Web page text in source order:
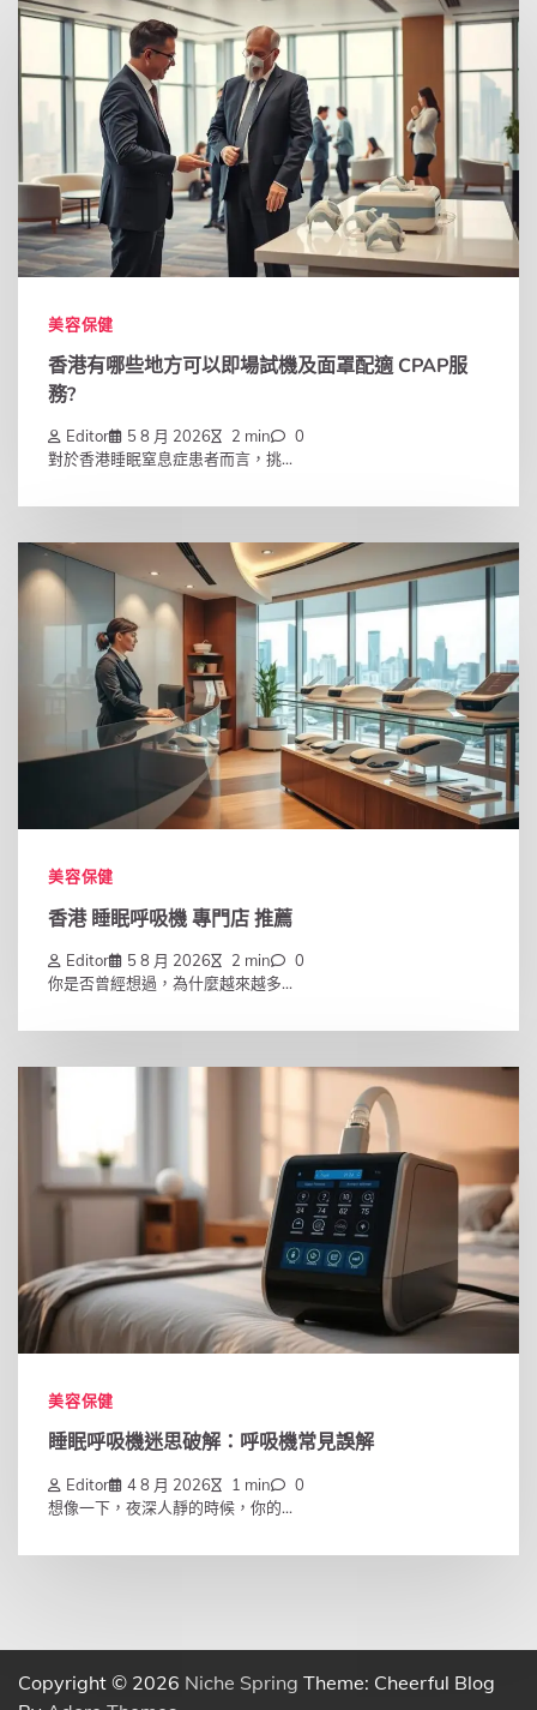
美容保健
香港有哪些地方可以即場試機及面罩配適 CPAP服
務?
Editor 5 8 月 2026 2 min
0
對於香港睡眠窒息症患者而言，挑...
美容保健
香港 睡眠呼吸機 專門店 推薦
Editor 5 8 月 2026 2 min
0
你是否曾經想過，為什麼越來越多...
美容保健
睡眠呼吸機迷思破解：呼吸機常見誤解
Editor 4 8 月 2026 1 min
0
想像一下，夜深人靜的時候，你的...
Copyright © 2026 Niche Spring Theme: Cheerful Blog